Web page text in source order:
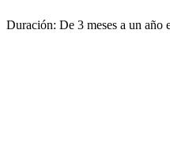
Duración: De 3 meses a un año